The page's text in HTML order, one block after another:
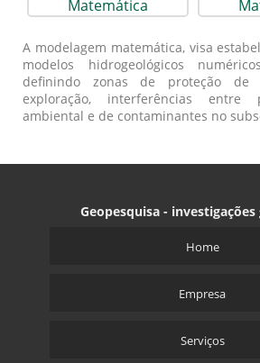
A modelagem matemática, visa
modelos hidrogeológicos
definindo zonas de proteção de
exploração, interferências
ambiental e de contaminantes no
Geopesquisa - investigações
Home
Empresa
Serviços